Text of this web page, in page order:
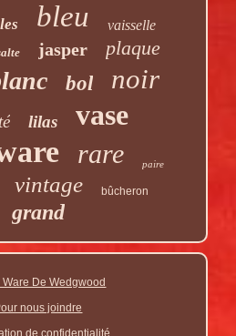
bleu vaisselle
jasper plaque
bol noir
lilas vase
rare paire
vintage bûcheron
grand
Ware De Wedgwood
nous joindre
de confidentialité